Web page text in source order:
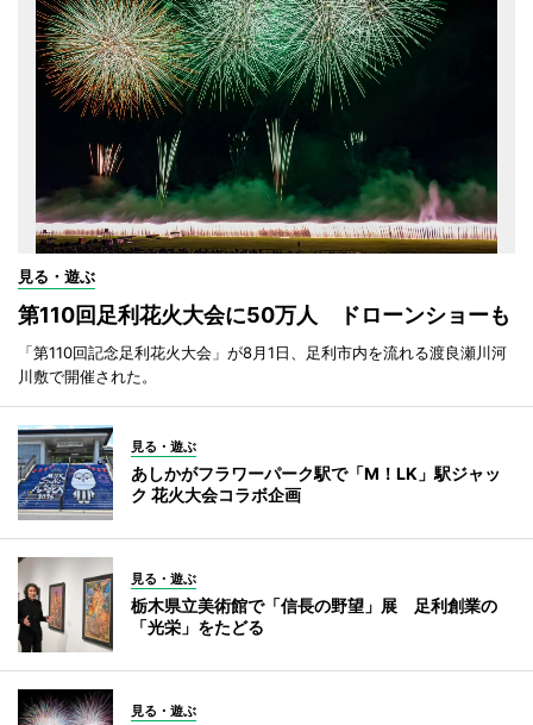
見る・遊ぶ
第110回足利花火大会に50万人 ドローンショーも
「第110回記念足利花火大会」が8月1日、足利市内を流れる渡良瀬川河
川敷で開催された。
見る・遊ぶ
あしかがフラワーパーク駅で「M！LK」駅ジャッ
ク 花火大会コラボ企画
見る・遊ぶ
栃木県立美術館で「信長の野望」展 足利創業の
「光栄」をたどる
見る・遊ぶ